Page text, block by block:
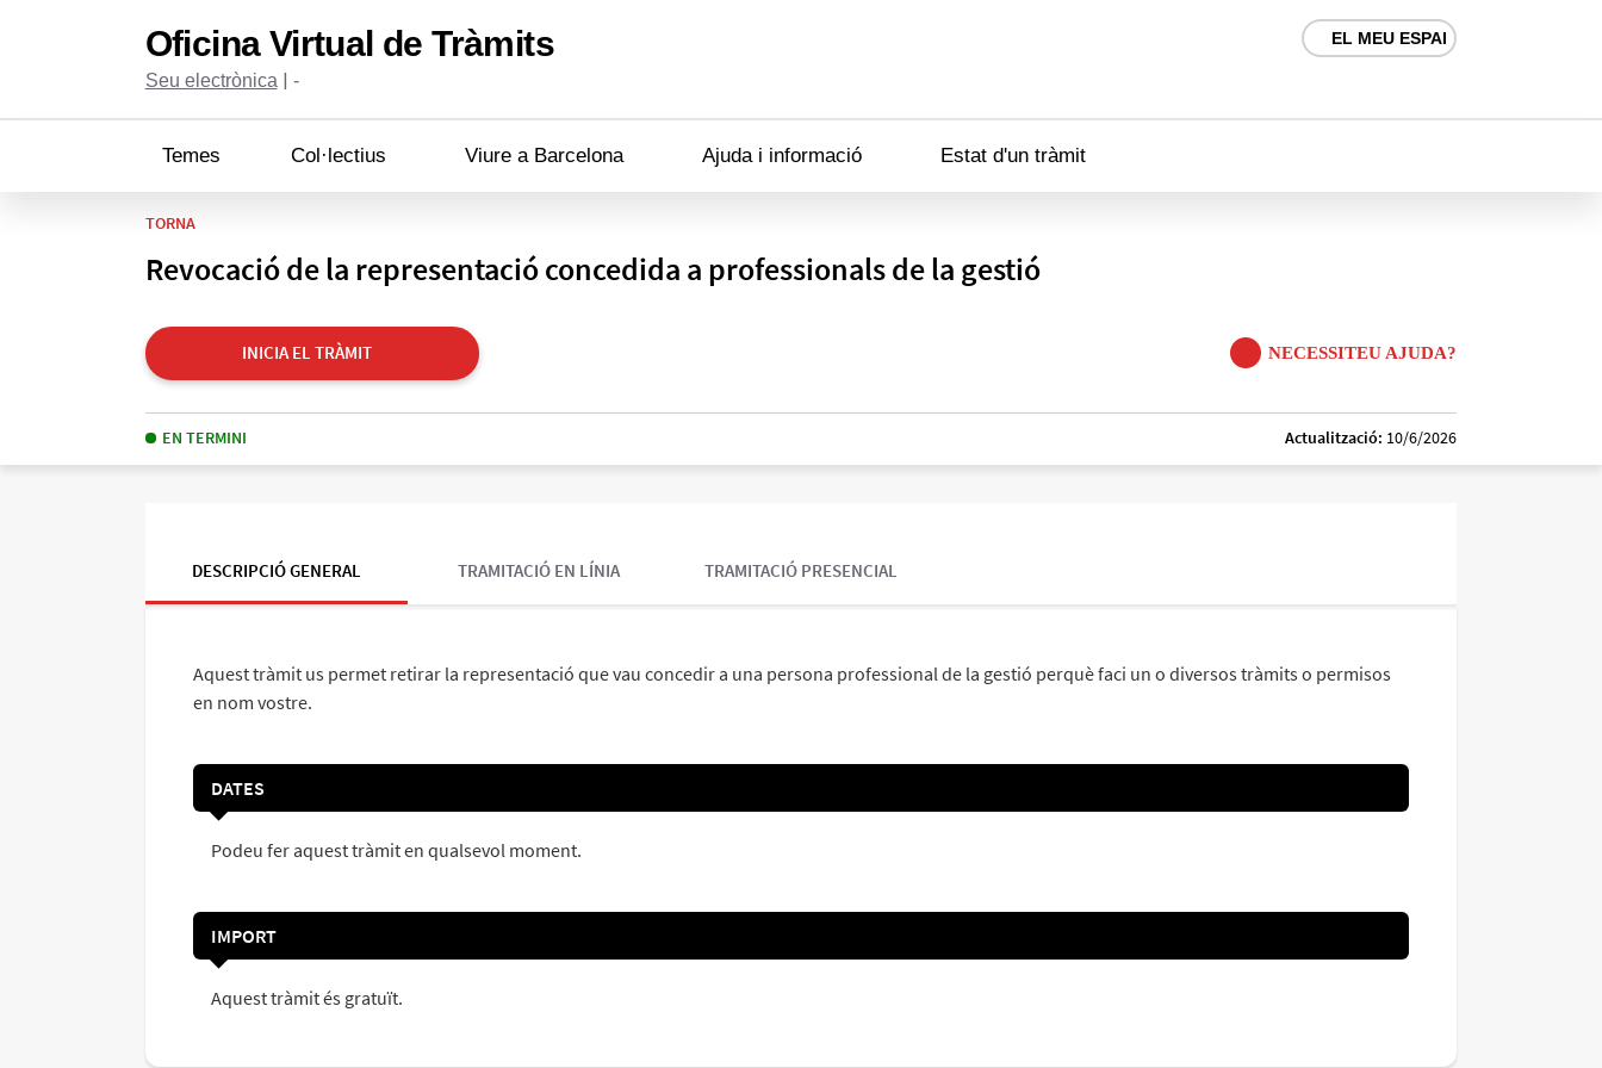
Oficina Virtual de Tràmits EL MEU ESPAI
Seu electrònica | -
Temes Col·lectius Viure a Barcelona Ajuda i informació Estat d'un tràmit
TORNA
Revocació de la representació concedida a professionals de la gestió
INICIA EL TRÀMIT NECESSITEU AJUDA?
EN TERMINI Actualització: 10/6/2026
DESCRIPCIÓ GENERAL TRAMITACIÓ EN LÍNIA TRAMITACIÓ PRESENCIAL
Aquest tràmit us permet retirar la representació que vau concedir a una persona professional de la gestió perquè faci un o diversos tràmits o permisos
en nom vostre.
DATES
Podeu fer aquest tràmit en qualsevol moment.
IMPORT
Aquest tràmit és gratuït.